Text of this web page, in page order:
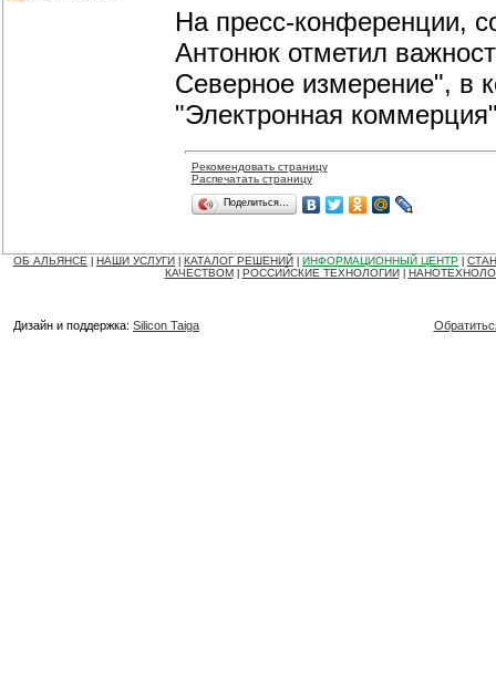
На пресс-конференции,
Антонюк отметил
Северное измерение", в
"Электронная
Рекомендовать страницу
Распечатать страницу
Поделиться…
ОБ АЛЬЯНСЕ НАШИ УСЛУГИ КАТАЛОГ РЕШЕНИЙ ИНФОРМАЦИОННЫЙ ЦЕНТР
КАЧЕСТВОМ
РОССИЙСКИЕ ТЕХНОЛОГИИ
Дизайн и поддержка: Silicon Taiga